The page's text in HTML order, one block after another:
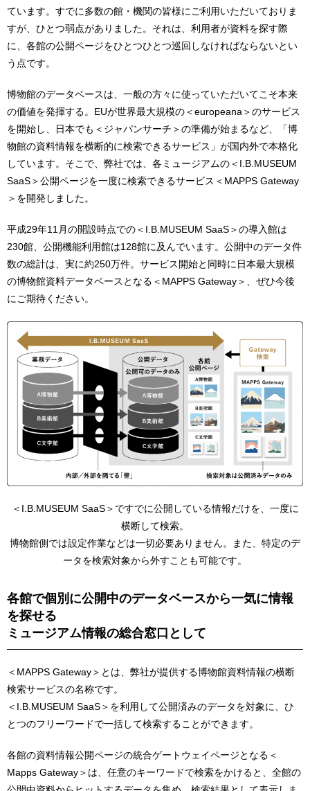
ています。すでに多数の館・機関の皆様にご利用いただいておりま
すが、ひとつ弱点がありました。それは、利用者が資料を探す際
に、各館の公開ページをひとつひとつ巡回しなければならないとい
う点です。
博物館のデータベースは、一般の方々に使っていただいてこそ本来
の価値を発揮する。EUが世界最大規模の＜europeana＞のサービス
を開始し、日本でも＜ジャパンサーチ＞の準備が始まるなど、「博
物館の資料情報を横断的に検索できるサービス」が国内外で本格化
しています。そこで、弊社では、各ミュージアムの＜I.B.MUSEUM
SaaS＞公開ページを一度に検索できるサービス＜MAPPS Gateway
＞を開発しました。
平成29年11月の開設時点での＜I.B.MUSEUM SaaS＞の導入館は
230館、公開機能利用館は128館に及んでいます。公開中のデータ件
数の総計は、実に約250万件。サービス開始と同時に日本最大規模
の博物館資料データベースとなる＜MAPPS Gateway＞、ぜひ今後
にご期待ください。
＜I.B.MUSEUM SaaS＞ですでに公開している情報だけを、一度に
横断して検索。
博物館側では設定作業などは一切必要ありません。また、特定のデ
ータを検索対象から外すことも可能です。
各館で個別に公開中のデータベースから一気に情報
を探せる
ミュージアム情報の総合窓口として
＜MAPPS Gateway＞とは、弊社が提供する博物館資料情報の横断
検索サービスの名称です。
＜I.B.MUSEUM SaaS＞を利用して公開済みのデータを対象に、ひ
とつのフリーワードで一括して検索することができます。
各館の資料情報公開ページの統合ゲートウェイページとなる＜
Mapps Gateway＞は、任意のキーワードで検索をかけると、全館の